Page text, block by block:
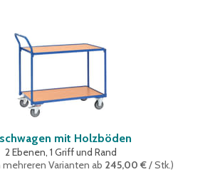
mit Holzböden
2 Ebenen, 1 Griff und Rand
Varianten ab 245,00 €/ Stk.)